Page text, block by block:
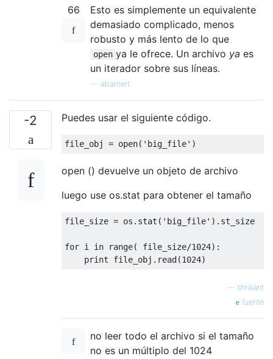
66
Esto es simplemente un equivalente
demasiado complicado, menos
robusto y más lento de lo que
open ya le ofrece. Un archivo ya es
un iterador sobre sus líneas.
abarnert
-2 Puedes usar el siguiente código.
file_obj = open( 'big_file' )
open () devuelve un objeto de archivo
luego use os.stat para obtener el tamaño
file_size = os . stat ( 'big_file' ). st_size
for i in range( file_size/1024):
print file_obj . read(1024)
shrikant
fuente
no leer todo el archivo si el tamaño
no es un múltiplo del 1024